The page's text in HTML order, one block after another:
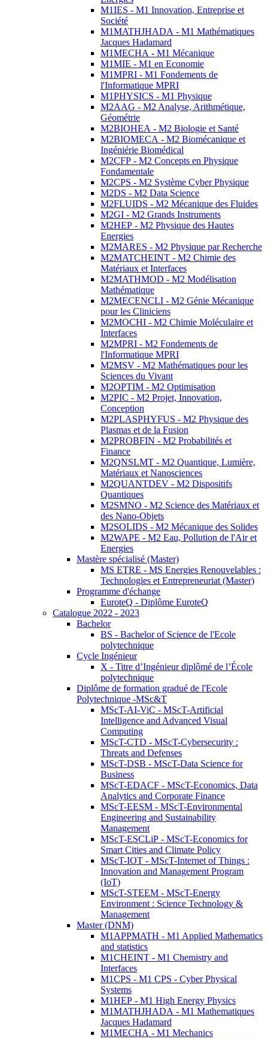
M1IES - M1 Innovation, Entreprise et
Société
M1MATHJHADA - M1 Mathématiques
Jacques Hadamard
M1MECHA - M1 Mécanique
M1MIE - M1 en Economie
M1MPRI - M1 Fondements de
l'Informatique MPRI
M1PHYSICS - M1 Physique
M2AAG - M2 Analyse, Arithmétique,
Géométrie
M2BIOHEA - M2 Biologie et Santé
M2BIOMECA - M2 Biomécanique et
Ingéniérie Biomédical
M2CFP - M2 Concepts en Physique
Fondamentale
M2CPS - M2 Système Cyber Physique
M2DS - M2 Data Science
M2FLUIDS - M2 Mécanique des Fluides
M2GI - M2 Grands Instruments
M2HEP - M2 Physique des Hautes
Energies
M2MARES - M2 Physique par Recherche
M2MATCHEINT - M2 Chimie des
Matériaux et Interfaces
M2MATHMOD - M2 Modélisation
Mathématique
M2MECENCLI - M2 Génie Mécanique
pour les Cliniciens
M2MOCHI - M2 Chimie Moléculaire et
Interfaces
M2MPRI - M2 Fondements de
l'Informatique MPRI
M2MSV - M2 Mathématiques pour les
Sciences du Vivant
M2OPTIM - M2 Optimisation
M2PIC - M2 Projet, Innovation,
Conception
M2PLASPHYFUS - M2 Physique des
Plasmas et de la Fusion
M2PROBFIN - M2 Probabilités et
Finance
M2QNSLMT - M2 Quantique, Lumière,
Matériaux et Nanosciences
M2QUANTDEV - M2 Dispositifs
Quantiques
M2SMNO - M2 Science des Matériaux et
des Nano-Objets
M2SOLIDS - M2 Mécanique des Solides
M2WAPE - M2 Eau, Pollution de l'Air et
Energies
Mastère spécialisé (Master)
MS ETRE - MS Energies Renouvelables :
Technologies et Entrepreneuriat (Master)
Programme d'échange
EuroteQ - Diplôme EuroteQ
Catalogue 2022 - 2023
Bachelor
BS - Bachelor of Science de l'Ecole
polytechnique
Cycle Ingénieur
X - Titre d’Ingénieur diplômé de l’École
polytechnique
Diplôme de formation gradué de l'Ecole
Polytechnique -MSc&T
MScT-AI-ViC - MScT-Artificial
Intelligence and Advanced Visual
Computing
MScT-CTD - MScT-Cybersecurity :
Threats and Defenses
MScT-DSB - MScT-Data Science for
Business
MScT-EDACF - MScT-Economics, Data
Analytics and Corporate Finance
MScT-EESM - MScT-Environmental
Engineering and Sustainability
Management
MScT-ESCLiP - MScT-Economics for
Smart Cities and Climate Policy
MScT-IOT - MScT-Internet of Things :
Innovation and Management Program
(IoT)
MScT-STEEM - MScT-Energy
Environment : Science Technology &
Management
Master (DNM)
M1APPMATH - M1 Applied Mathematics
and statistics
M1CHEINT - M1 Chemistry and
Interfaces
M1CPS - M1 CPS - Cyber Physical
Systems
M1HEP - M1 High Energy Physics
M1MATHJHADA - M1 Mathematiques
Jacques Hadamard
M1MECHA - M1 Mechanics